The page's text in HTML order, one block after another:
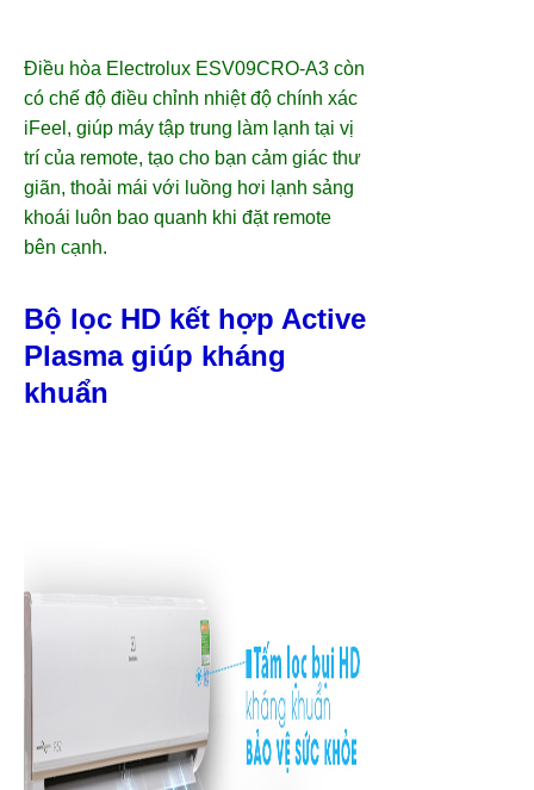
Điều hòa Electrolux ESV09CRO-A3 còn
có chế độ điều chỉnh nhiệt độ chính xác
iFeel, giúp máy tập trung làm lạnh tại vị
trí của remote, tạo cho bạn cảm giác thư
giãn, thoải mái với luồng hơi lạnh sảng
khoái luôn bao quanh khi đặt remote
bên cạnh.
Bộ lọc HD kết hợp Active
Plasma giúp kháng
khuẩn